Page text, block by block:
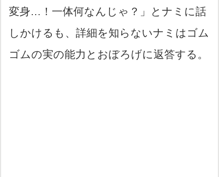
変身…！一体何なんじゃ？」とナミに話
しかけるも、詳細を知らないナミはゴム
ゴムの実の能力とおぼろげに返答する。